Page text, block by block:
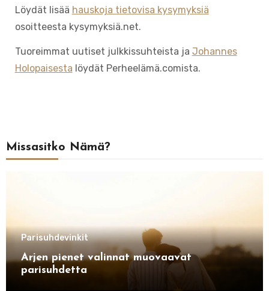
Löydät lisää hauskoja tietovisa kysymyksiä
osoitteesta kysymyksiä.net.
Tuoreimmat uutiset julkkissuhteista ja Johannes
Holopaisesta löydät Perheelämä.comista.
Missasitko Nämä?
Parisuhdevinkit
Arjen pienet valinnat muovaavat
parisuhdetta